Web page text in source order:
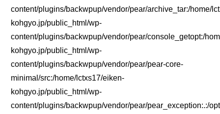
content/plugins/backwpup/vendor/pear/archive_tar:/home/
kohgyo.jp/public_html/wp-
content/plugins/backwpup/vendor/pear/console_getopt:/
kohgyo.jp/public_html/wp-
content/plugins/backwpup/vendor/pear/pear-core-
minimal/src:/home/lctxs17/eiken-
kohgyo.jp/public_html/wp-
content/plugins/backwpup/vendor/pear/pear_exception:.:/